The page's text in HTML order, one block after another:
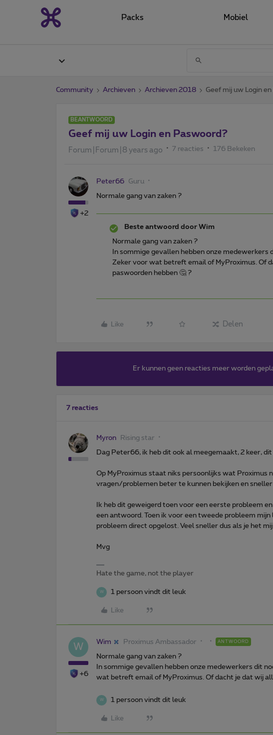
Packs Mobiel
Community Archieven Archieven 2018 Geef mij uw Login
BEANTWOORD
Geef mij uw Login en Paswoord?
Forum|Forum|8 years ago 7 reacties 176 Bekeken
+2
Peter66 Guru
Normale gang van zaken ?
Beste antwoord door Wim
Normale gang van zaken ?
In sommige gevallen hebben onze medewerkers
Zeker voor wat betreft email of MyProximus. Of
paswoorden hebben 🤔 ?
Like Delen
Er kunnen geen reacties meer worden
7 reacties
Myron Rising star
Dag Peter66, ik heb dit ook al meegemaakt, 2 keer, dit
Op MyProximus staat niks persoonlijks wat Proximus
vragen/problemen beter te kunnen bekijken en
Ik heb dit geweigerd toen voor een eerste probleem
een antwoord. Toen ik voor een tweede probleem
probleem direct opgelost. Veel sneller dus als je het
Mvg
Hate the game, not the player
W 1 persoon vindt dit leuk
Like
W
+6
Wim Proximus Ambassador ANTWOORD
Normale gang van zaken ?
In sommige gevallen hebben onze medewerkers dit
wat betreft email of MyProximus. Of dacht je dat wij
W 1 persoon vindt dit leuk
Like